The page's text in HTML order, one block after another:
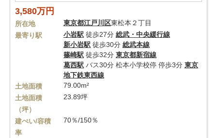
3,580万円
所在地 東京都江戸川区東松本２丁目
最寄り駅
小岩駅 徒歩27分 総武・中央緩行線
新小岩駅 徒歩30分 総武本線
篠崎駅 徒歩32分 東京都新宿線
葛西駅 バス30分 松本小学校停 停歩3分 東京
地下鉄東西線
土地面積
79.00m²
土地面積
（坪）
23.89坪
建ぺい/容積
率
70％/150％